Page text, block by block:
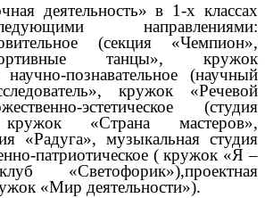
деятельность» в 1-х классах
направлениями:
(секция «Чемпион»,
танцы», кружок
познавательное (научный
кружок «Речевой
эстетическое (студия
кружок «Страна мастеров»,
«Радуга», музыкальная студия
патриотическое ( кружок «Я –
«Светофорик»),проектная
«Мир деятельности»).